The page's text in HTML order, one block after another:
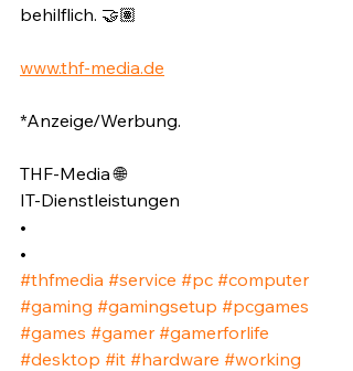
behilflich. 🤝🏽
www.thf-media.de
*Anzeige/Werbung.
THF-Media 🌐
IT-Dienstleistungen
•
•
#thfmedia #service #pc #computer
#gaming #gamingsetup #pcgames
#games #gamer #gamerforlife
#desktop #it #hardware #working